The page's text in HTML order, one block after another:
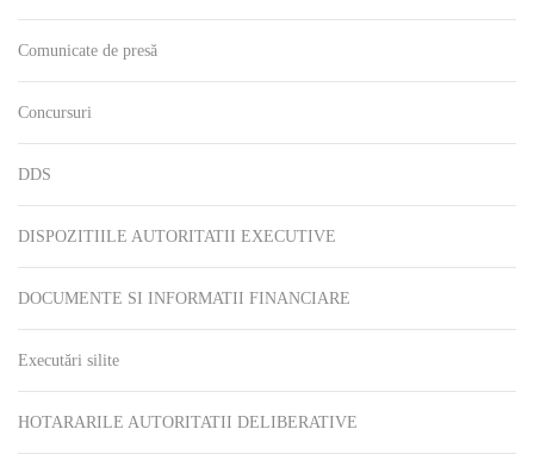
Comunicate de presă
Concursuri
DDS
DISPOZITIILE AUTORITATII EXECUTIVE
DOCUMENTE SI INFORMATII FINANCIARE
Executări silite
HOTARARILE AUTORITATII DELIBERATIVE